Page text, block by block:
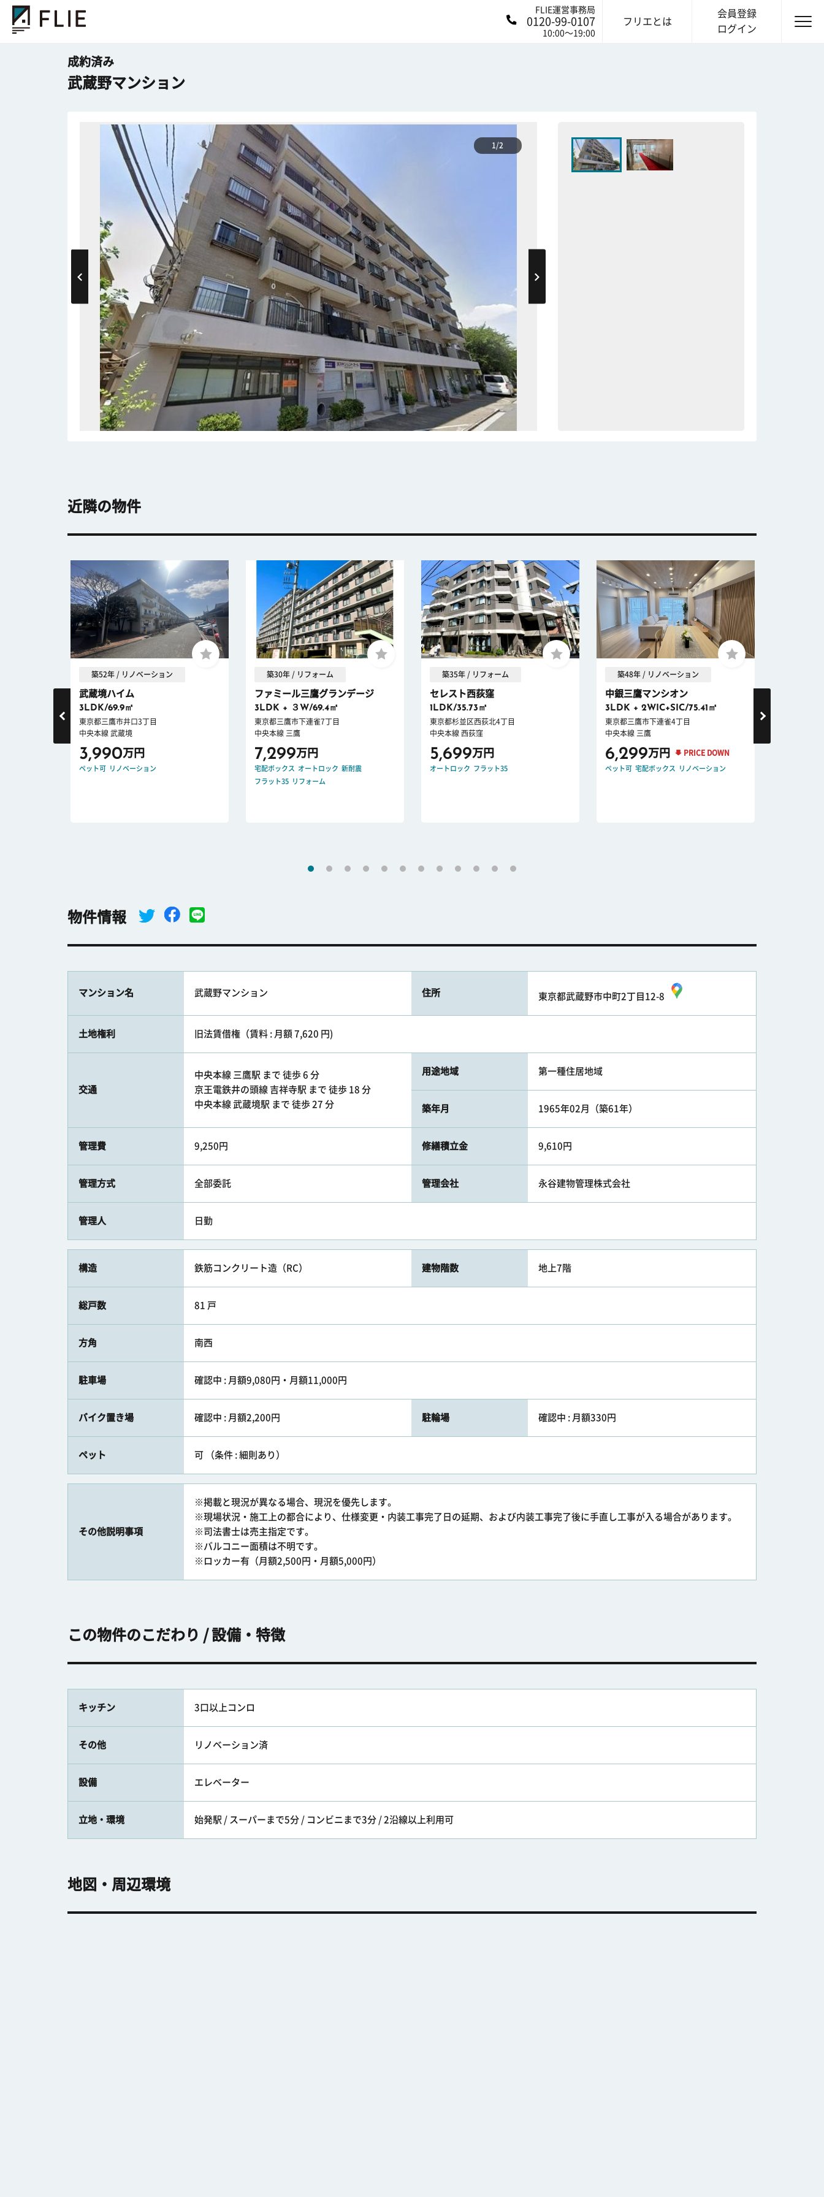
FLIE運営事務局
0120-99-0107
10:00〜19:00
フリエとは
会員登録
ログイン
成約済み
武蔵野マンション
1/2
近隣の物件
築52年 / リノベーション
武蔵境ハイム
3LDK/69.9㎡
東京都三鷹市井口3丁目
中央本線 武蔵境
3,990万円
ペット可 リノベーション
築30年 / リフォーム
ファミール三鷹グランデージ
3LDK + ３W/69.4㎡
東京都三鷹市下連雀7丁目
中央本線 三鷹
7,299万円
宅配ボックス オートロック 新耐震
フラット35
リフォーム
築35年 / リフォーム
セレスト西荻窪
1LDK/35.73㎡
東京都杉並区西荻北4丁目
中央本線 西荻窪
5,699万円
オートロック フラット35
築48年 / リノベーション
中銀三鷹マンシオン
3LDK + 2WIC+SIC/75.41㎡
東京都三鷹市下連雀4丁目
中央本線 三鷹
6,299万円 PRICE DOWN
ペット可 宅配ボックス リノベーション
物件情報
マンション名 武蔵野マンション 住所 東京都武蔵野市中町2丁目12-8
土地権利 旧法賃借権（賃料 : 月額 7,620 円)
交通
中央本線 三鷹駅 まで 徒歩 6 分
京王電鉄井の頭線 吉祥寺駅 まで 徒歩 18 分
中央本線 武蔵境駅 まで 徒歩 27 分
用途地域 第一種住居地域
築年月 1965年02月（築61年）
管理費 9,250円 修繕積立金 9,610円
管理方式 全部委託 管理会社 永谷建物管理株式会社
管理人 日勤
構造 鉄筋コンクリート造（RC） 建物階数 地上7階
総戸数 81 戸
方角 南西
駐車場 確認中 : 月額9,080円・月額11,000円
バイク置き場 確認中 : 月額2,200円 駐輪場 確認中 : 月額330円
ペット 可 （条件 : 細則あり）
その他説明事項
※掲載と現況が異なる場合、現況を優先します。
※現場状況・施工上の都合により、仕様変更・内装工事完了日の延期、および内装工事完了後に手直し工事が入る場合があります。
※司法書士は売主指定です。
※バルコニー面積は不明です。
※ロッカー有（月額2,500円・月額5,000円）
この物件のこだわり / 設備・特徴
キッチン 3口以上コンロ
その他 リノベーション済
設備 エレベーター
立地・環境 始発駅 / スーパーまで5分 / コンビニまで3分 / 2沿線以上利用可
地図・周辺環境